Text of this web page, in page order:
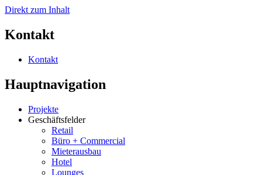
Direkt zum Inhalt
Kontakt
Kontakt
Hauptnavigation
Projekte
Geschäftsfelder
Retail
Büro + Commercial
Mieterausbau
Hotel
Lounges